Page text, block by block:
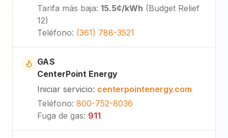
Tarifa más baja: 15.5¢/kWh (Budget Relief
12)
Teléfono: (361) 788-3521
GAS
CenterPoint Energy
Iniciar servicio: centerpointenergy.com
Teléfono: 800-752-8036
Fuga de gas: 911